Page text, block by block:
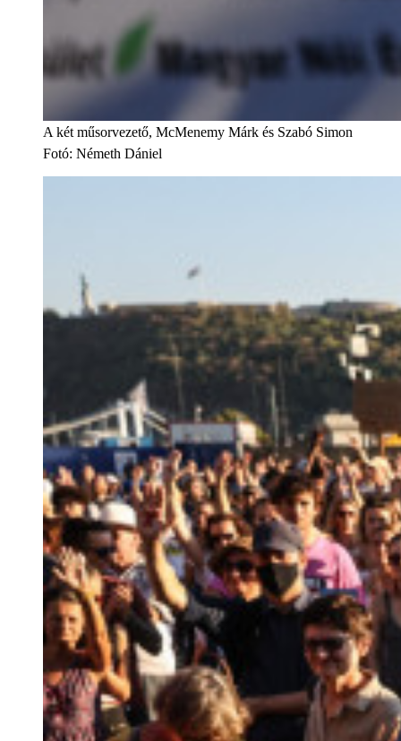
A két műsorvezető, McMenemy Márk és Szabó Simon
Fotó: Németh Dániel